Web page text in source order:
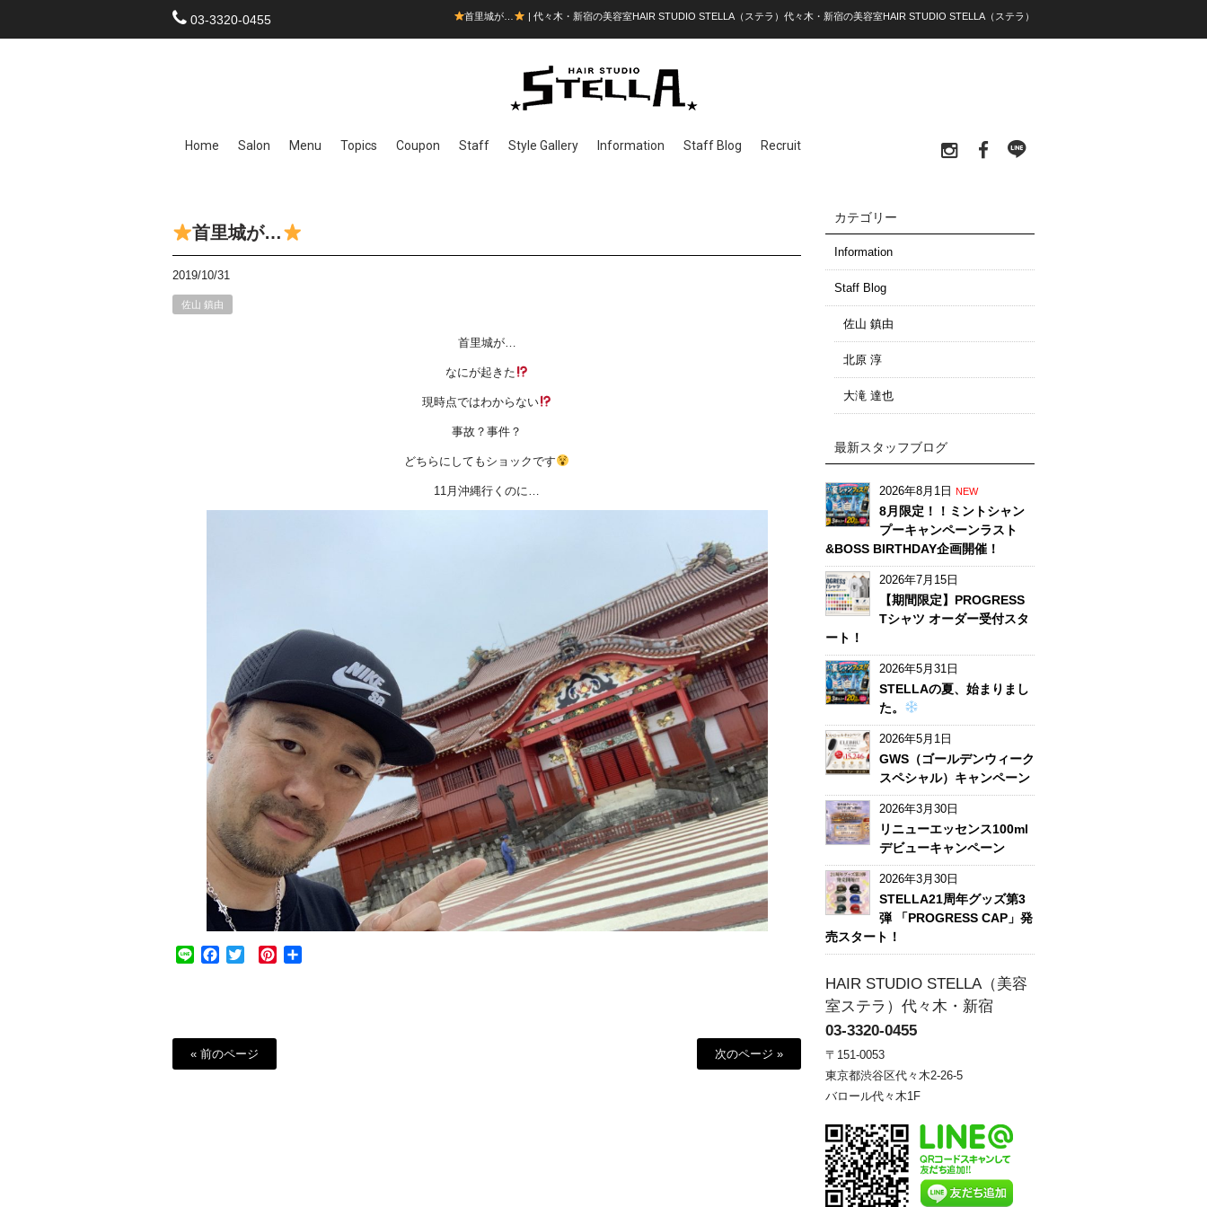
03-3320-0455 首里城が… | 代々木・新宿の美容室HAIR STUDIO STELLA（ステラ）代々木・新宿の美容室HAIR STUDIO STELLA（ステラ）
Home Salon Menu Topics Coupon Staff Style Gallery Information Staff Blog Recruit
首里城が…
2019/10/31
佐山 鎮由
首里城が…
なにが起きた
現時点ではわからない
事故？事件？
どちらにしてもショックです
11月沖縄行くのに…
Line Facebook
Twitter Pinterest
« 前のページ 次のページ »
カテゴリー
Information
Staff Blog
佐山 鎮由
北原 淳
大滝 達也
最新スタッフブログ
2026年8月1日 NEW
8月限定！！ミントシャン
プーキャンペーンラスト
&BOSS BIRTHDAY企画開催！
2026年7月15日
【期間限定】PROGRESS
Tシャツ オーダー受付スタ
ート！
2026年5月31日
STELLAの夏、始まりまし
た。
2026年5月1日
GWS（ゴールデンウィーク
スペシャル）キャンペーン
2026年3月30日
リニューエッセンス100ml
デビューキャンペーン
2026年3月30日
STELLA21周年グッズ第3
弾 「PROGRESS CAP」発
売スタート！
HAIR STUDIO STELLA（美容
室ステラ）代々木・新宿
03-3320-0455
〒151-0053
東京都渋谷区代々木2-26-5
バロール代々木1F